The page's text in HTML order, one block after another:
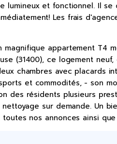
et fonctionnel. Il
Les frais
magnifique appartement
(31400), ce logement
chambres avec placards
et commodités, - son
des résidents plusieurs
sur demande. Un
nos annonces ainsi